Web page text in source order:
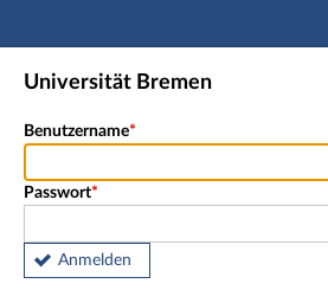
Hauptnavigation
Shibboleth Login
Universität Bremen
Benutzername
Passwort
Anmelden